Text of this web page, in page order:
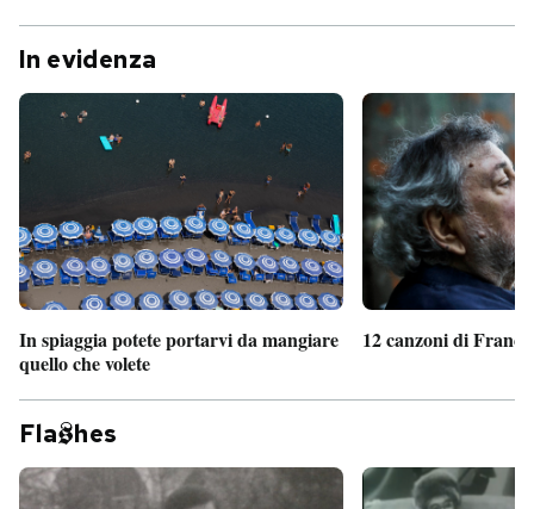
In evidenza
In spiaggia potete portarvi da mangiare
quello che volete
12 canzoni di
Fla hes